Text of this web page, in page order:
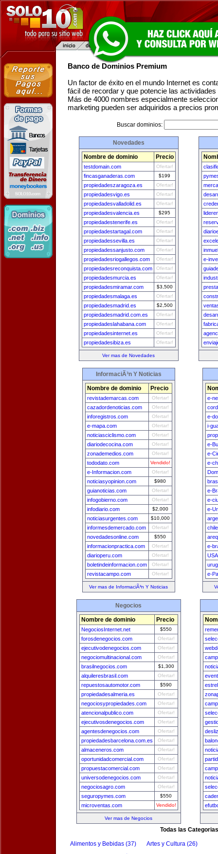
Banco de Dominios Premium
Un factor de éxito en el mundo Internet es
fácil de recordar y que potencie las
Más de 4000 nombres especialmente
marketing pueden ser adquiridos a precios
Buscar dominios:
Novedades
Nombre de dominio Precio
testdomain.com Ofertar!
fincasganaderas.com $199
propiedadeszaragoza.es Ofertar!
propiedadesvigo.es Ofertar!
propiedadesvalladolid.es Ofertar!
propiedadesvalencia.es $295
propiedadestenerife.es Ofertar!
propiedadestartagal.com Ofertar!
propiedadessevilla.es Ofertar!
propiedadessanjusto.com Ofertar!
propiedadesriogallegos.com Ofertar!
propiedadesreconquista.com Ofertar!
propiedadesmurcia.es Ofertar!
propiedadesmiramar.com $3,500
propiedadesmalaga.es Ofertar!
propiedadesmadrid.es $2,500
propiedadesmadrid.com.es Ofertar!
propiedadeslahabana.com Ofertar!
propiedadesinternet.es Ofertar!
propiedadesibiza.es Ofertar!
Ver mas de Novedades
e-
InformaciÃ³n Y Noticias
Nombre de dominio Precio
revistademarcas.com Ofertar!
cazadordenoticias.com Ofertar!
inforegistros.com Ofertar!
e-mapa.com Ofertar!
noticiasciclismo.com Ofertar!
diariodecocina.com Ofertar!
zonademedios.com Ofertar!
tododato.com Vendido!
e-Informacion.com Ofertar!
noticiasyopinion.com $980
guianoticias.com Ofertar!
infogobierno.com Ofertar!
infodiario.com $2,000
noticiasurgentes.com $10,000
informesdemercado.com Ofertar!
novedadesonline.com $550
informacionpractica.com Ofertar!
diarioperu.com Ofertar!
boletindeinformacion.com Ofertar!
revistacampo.com Ofertar!
Ver mas de InformaciÃ³n Y Noticias
e-
e-
i-
e-
e-
e-
e-
e-
e-
e-
e-
Negocios
Nombre de dominio Precio
NegociosInternet.net $550
forosdenegocios.com Ofertar!
ejecutivodenegocios.com Ofertar!
negociomultinacional.com Ofertar!
brasilnegocios.com $1,300
alquileresbrasil.com Ofertar!
repuestosautomotor.com $590
propiedadesalmeria.es Ofertar!
negociosypropiedades.com Ofertar!
atencionalpublico.com Ofertar!
ejecutivosdenegocios.com Ofertar!
agentesdenegocios.com Ofertar!
propiedadesbarcelona.com.es Ofertar!
almaceneros.com Ofertar!
oportunidadcomercial.com Ofertar!
propuestacomercial.com Ofertar!
universodenegocios.com Ofertar!
negociosagro.com Ofertar!
seguropymes.com $550
microventas.com Vendido!
Ver mas de Negocios
Todas las Categorias
Alimentos y Bebidas (37) Artes y Cultura (26)